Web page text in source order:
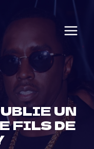
UN
FILS DE